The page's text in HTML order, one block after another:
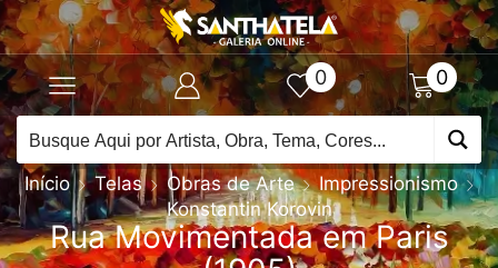
0 0
Início Telas Obras de Arte
Impressionismo
Konstantin Korovin
Rua Movimentada em Paris